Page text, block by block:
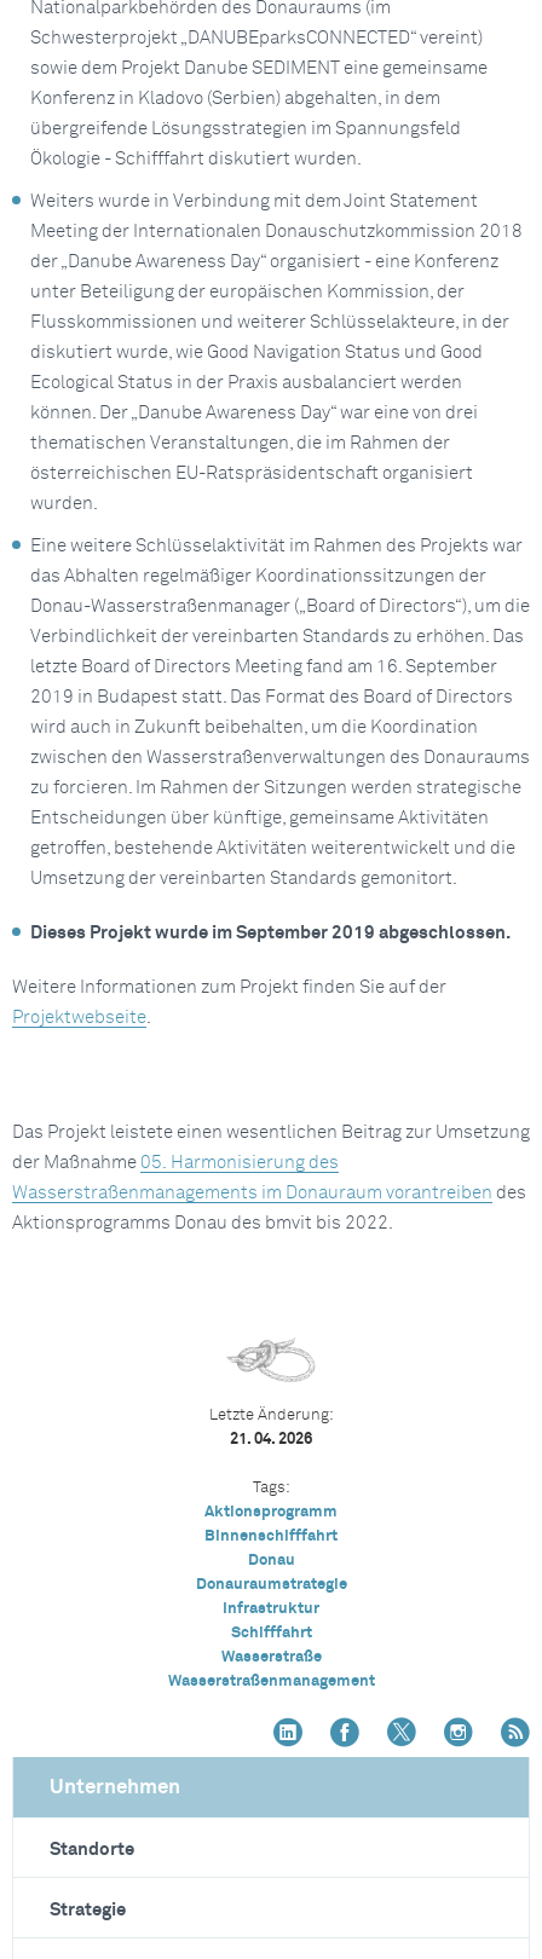
Nationalparkbehörden des Donauraums (im
Schwesterprojekt „DANUBEparksCONNECTED“ vereint)
sowie dem Projekt Danube SEDIMENT eine gemeinsame
Konferenz in Kladovo (Serbien) abgehalten, in dem
übergreifende Lösungsstrategien im Spannungsfeld
Ökologie - Schifffahrt diskutiert wurden.
Weiters wurde in Verbindung mit dem Joint Statement
Meeting der Internationalen Donauschutzkommission 2018
der „Danube Awareness Day“ organisiert - eine Konferenz
unter Beteiligung der europäischen Kommission, der
Flusskommissionen und weiterer Schlüsselakteure, in der
diskutiert wurde, wie Good Navigation Status und Good
Ecological Status in der Praxis ausbalanciert werden
können. Der „Danube Awareness Day“ war eine von drei
thematischen Veranstaltungen, die im Rahmen der
österreichischen EU-Ratspräsidentschaft organisiert
wurden.
Eine weitere Schlüsselaktivität im Rahmen des Projekts war
das Abhalten regelmäßiger Koordinationssitzungen der
Donau-Wasserstraßenmanager („Board of Directors“), um die
Verbindlichkeit der vereinbarten Standards zu erhöhen. Das
letzte Board of Directors Meeting fand am 16. September
2019 in Budapest statt. Das Format des Board of Directors
wird auch in Zukunft beibehalten, um die Koordination
zwischen den Wasserstraßenverwaltungen des Donauraums
zu forcieren. Im Rahmen der Sitzungen werden strategische
Entscheidungen über künftige, gemeinsame Aktivitäten
getroffen, bestehende Aktivitäten weiterentwickelt und die
Umsetzung der vereinbarten Standards gemonitort.
Dieses Projekt wurde im September 2019 abgeschlossen.
Weitere Informationen zum Projekt finden Sie auf der
Projektwebseite
Das Projekt leistete einen wesentlichen Beitrag zur Umsetzung
der Maßnahme 05. Harmonisierung des
Wasserstraßenmanagements im Donauraum vorantreiben des
Aktionsprogramms Donau des bmvit bis 2022.
Letzte Änderung:
21. 04. 2026
Tags:
Aktionsprogramm
Binnenschifffahrt
Donau
Donauraumstrategie
Infrastruktur
Schifffahrt
Wasserstraße
Wasserstraßenmanagement
Unternehmen
Standorte
Strategie